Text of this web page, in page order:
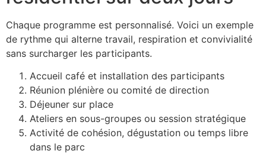
Chaque programme est personnalisé. Voici un exemple
de rythme qui alterne travail, respiration et convivialité
sans surcharger les participants.
Accueil café et installation des participants
Réunion plénière ou comité de direction
Déjeuner sur place
Ateliers en sous-groupes ou session stratégique
Activité de cohésion, dégustation ou temps libre
dans le parc